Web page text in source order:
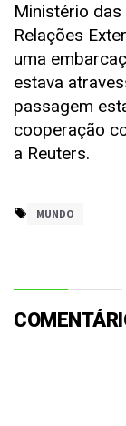
Ministério das
Relações
uma
estava
passagem
cooperação
a Reuters.
MUNDO